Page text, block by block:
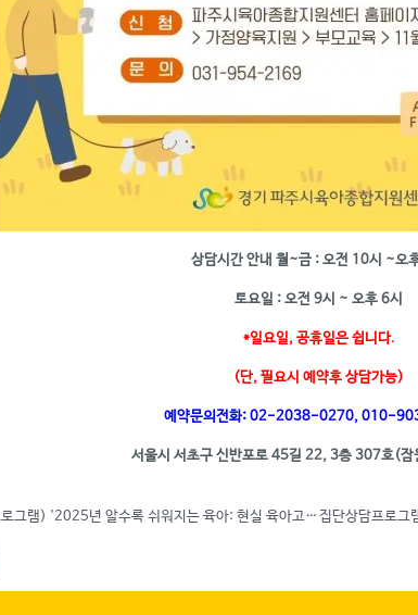
상담시간 안내 월~금 : 오전 10시 ~오
토요일 : 오전 9시 ~ 오후 6시
*일요일, 공휴일은 쉽니다.
(단, 필요시 예약후 상담가능)
예약문의전화: 02-2038-0270, 010-
서울시 서초구 신반포로 45길 22, 3층 307호(잠
집단상담프로그램) '2025년 알수록 쉬워지는 육아: 현실 육아고민' 집단상담_계양구